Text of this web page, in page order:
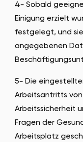
4- Sobald
Einigung erzielt
festgelegt, und
angegebenen
5- Die
Arbeitsantritts
Arbeitssicherheit
Fragen der
Arbeitsplatz